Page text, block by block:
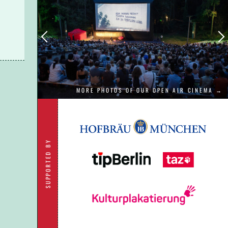
MORE PHOTOS OF OUR OPEN AIR CINEMA →
SUPPORTED BY